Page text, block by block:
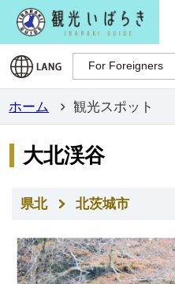
For Foreigners
For Foreigners
ホーム 観光スポット
大北渓谷
県北 北茨城市